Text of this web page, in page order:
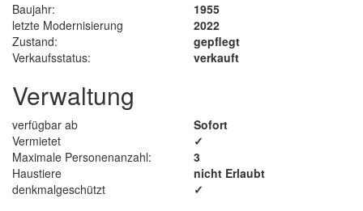
Baujahr:
1955
letzte Modernisierung
2022
Zustand:
gepflegt
Verkaufsstatus:
verkauft
Verwaltung
verfügbar ab
Sofort
Vermietet
✓
Maximale Personenanzahl:
3
Haustiere
nicht Erlaubt
denkmalgeschützt
✓